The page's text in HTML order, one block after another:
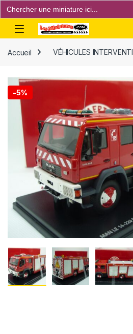
Search
for:
Open
Accueil VÉHICULES
-5%